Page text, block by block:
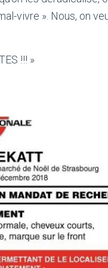
vivre ». Nous, on
!!! »